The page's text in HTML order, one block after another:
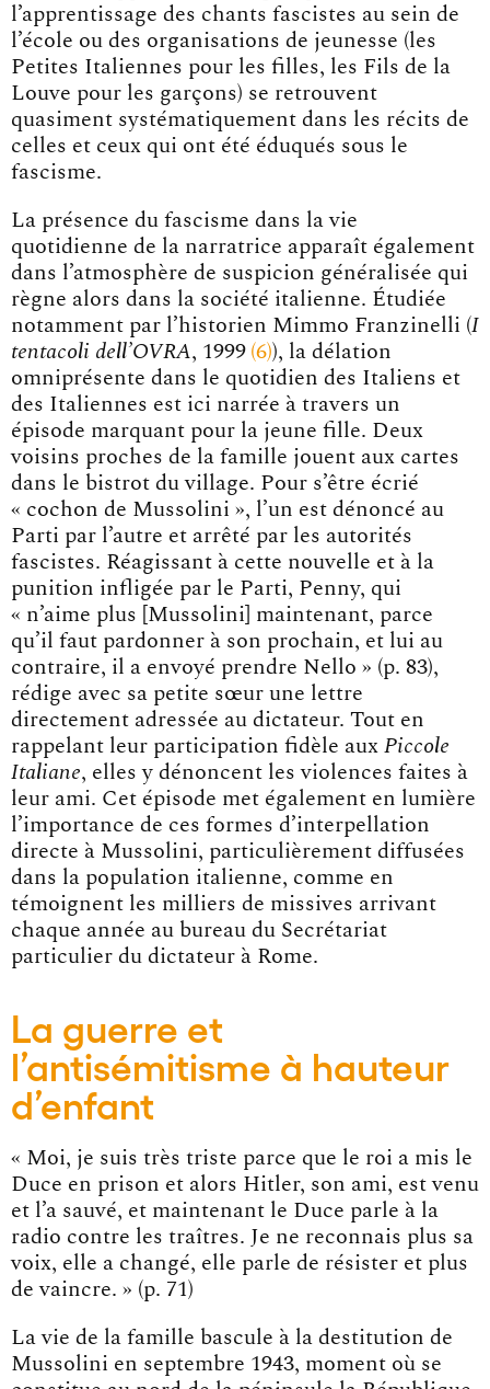
l’apprentissage des chants fascistes au sein de
l’école ou des organisations de jeunesse (les
Petites Italiennes pour les filles, les Fils de la
Louve pour les garçons) se retrouvent
quasiment systématiquement dans les récits de
celles et ceux qui ont été éduqués sous le
fascisme.
La présence du fascisme dans la vie
quotidienne de la narratrice apparaît également
dans l’atmosphère de suspicion généralisée qui
règne alors dans la société italienne. Étudiée
notamment par l’historien Mimmo Franzinelli (I
tentacoli dell’OVRA, 1999 6 ), la délation
omniprésente dans le quotidien des Italiens et
des Italiennes est ici narrée à travers un
épisode marquant pour la jeune fille. Deux
voisins proches de la famille jouent aux cartes
dans le bistrot du village. Pour s’être écrié
« cochon de Mussolini », l’un est dénoncé au
Parti par l’autre et arrêté par les autorités
fascistes. Réagissant à cette nouvelle et à la
punition infligée par le Parti, Penny, qui
« n’aime plus [Mussolini] maintenant, parce
qu’il faut pardonner à son prochain, et lui au
contraire, il a envoyé prendre Nello » (p. 83),
rédige avec sa petite sœur une lettre
directement adressée au dictateur. Tout en
rappelant leur participation fidèle aux Piccole
Italiane, elles y dénoncent les violences faites à
leur ami. Cet épisode met également en lumière
l’importance de ces formes d’interpellation
directe à Mussolini, particulièrement diffusées
dans la population italienne, comme en
témoignent les milliers de missives arrivant
chaque année au bureau du Secrétariat
particulier du dictateur à Rome.
La guerre et
l’antisémitisme à hauteur
d’enfant
« Moi, je suis très triste parce que le roi a mis le
Duce en prison et alors Hitler, son ami, est venu
et l’a sauvé, et maintenant le Duce parle à la
radio contre les traîtres. Je ne reconnais plus sa
voix, elle a changé, elle parle de résister et plus
de vaincre. » (p. 71)
La vie de la famille bascule à la destitution de
Mussolini en septembre 1943, moment où se